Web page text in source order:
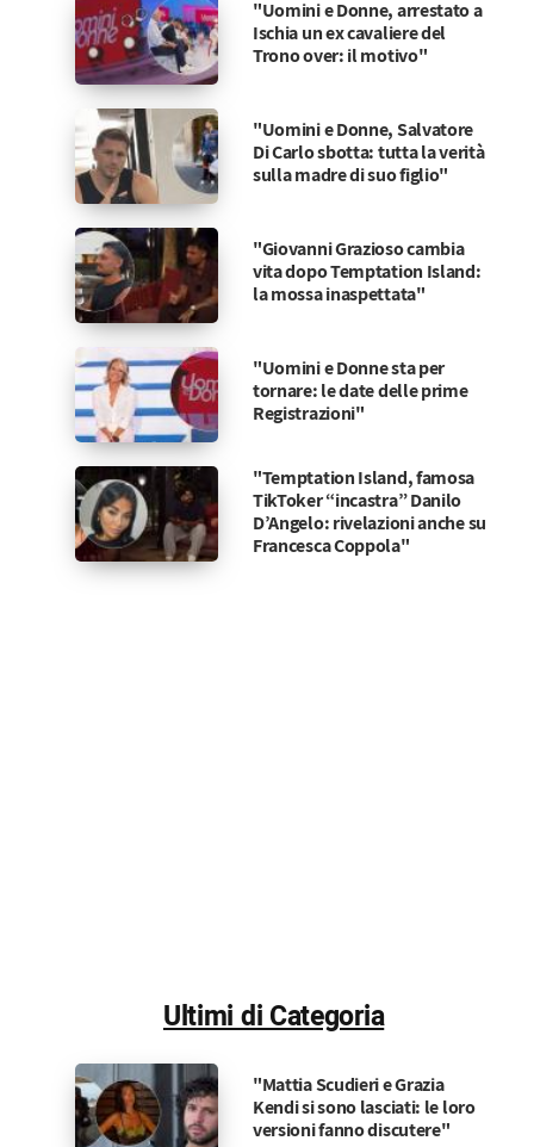
"Uomini e Donne, arrestato a
Ischia un ex cavaliere del
Trono over: il motivo"
"Uomini e Donne, Salvatore
Di Carlo sbotta: tutta la verità
sulla madre di suo figlio"
"Giovanni Grazioso cambia
vita dopo Temptation Island:
la mossa inaspettata"
"Uomini e Donne sta per
tornare: le date delle prime
Registrazioni"
"Temptation Island, famosa
TikToker “incastra” Danilo
D’Angelo: rivelazioni anche su
Francesca Coppola"
Ultimi di Categoria
"Mattia Scudieri e Grazia
Kendi si sono lasciati: le loro
versioni fanno discutere"